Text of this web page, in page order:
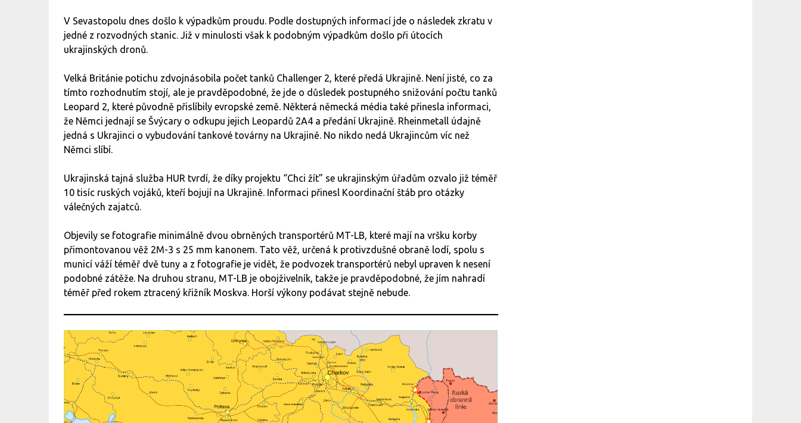
V Sevastopolu dnes došlo k výpadkům proudu. Podle dostupných informací jde o následek zkratu v
jedné z rozvodných stanic. Již v minulosti však k podobným výpadkům došlo při útocích
ukrajinských dronů.
Velká Británie potichu zdvojnásobila počet tanků Challenger 2, které předá Ukrajině. Není jisté, co za
tímto rozhodnutím stojí, ale je pravděpodobné, že jde o důsledek postupného snižování počtu tanků
Leopard 2, které původně přislíbily evropské země. Některá německá média také přinesla informaci,
že Němci jednají se Švýcary o odkupu jejich Leopardů 2A4 a předání Ukrajině. Rheinmetall údajně
jedná s Ukrajinci o vybudování tankové továrny na Ukrajině. No nikdo nedá Ukrajincům víc než
Němci slíbí.
Ukrajinská tajná služba HUR tvrdí, že díky projektu “Chci žít” se ukrajinským úřadům ozvalo již téměř
10 tisíc ruských vojáků, kteří bojují na Ukrajině. Informaci přinesl Koordinační štáb pro otázky
válečných zajatců.
Objevily se fotografie minimálně dvou obrněných transportérů MT-LB, které mají na vršku korby
přimontovanou věž 2M-3 s 25 mm kanonem. Tato věž, určená k protivzdušné obraně lodí, spolu s
municí váží téměř dvě tuny a z fotografie je vidět, že podvozek transportérů nebyl upraven k nesení
podobné zátěže. Na druhou stranu, MT-LB je obojživelník, takže je pravděpodobné, že jím nahradí
téměř před rokem ztracený křižník Moskva. Horší výkony podávat stejně nebude.